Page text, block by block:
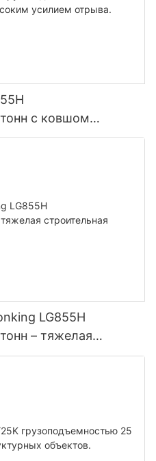
с ковшом
усилием отрыва.
LG855H
– тяжелая